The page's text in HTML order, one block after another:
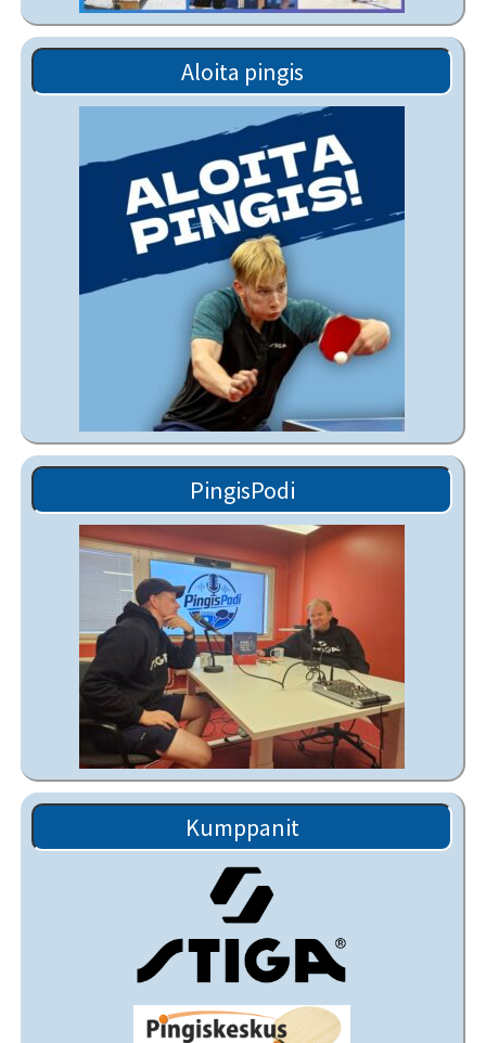
Aloita pingis
PingisPodi
Kumppanit